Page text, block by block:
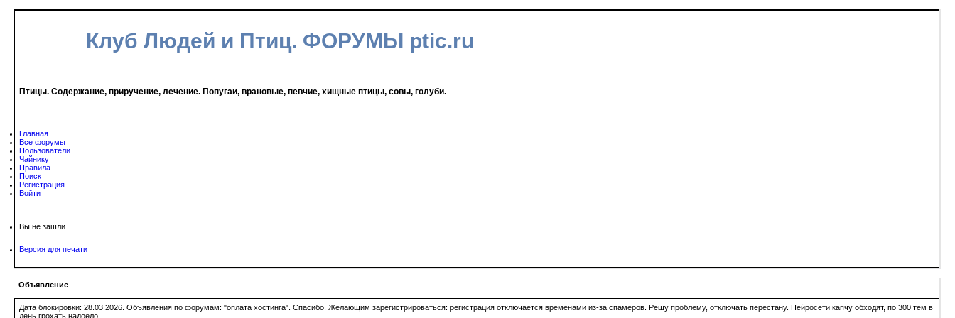
Клуб Людей и Птиц. ФОРУМЫ ptic.ru
Птицы. Содержание, приручение, лечение. Попугаи, врановые, певчие, хищные птицы, совы, голуби.
Главная
Все форумы
Пользователи
Чайнику
Правила
Поиск
Регистрация
Войти
Вы не зашли.
Версия для печати
Объявление
Дата блокировки: 28.03.2026. Объявления по форумам: "оплата хостинга". Спасибо. Желающим зарегистрироваться: регистрация отключается временами из-за спамеров. Решу проблему, отключать перестану. Нейросети капчу обходят, по 300 тем в
день грохать надоело.